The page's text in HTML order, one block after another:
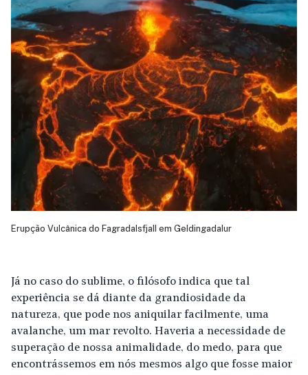
Erupção Vulcânica do Fagradalsfjall em Geldingadalur
Já no caso do sublime, o filósofo indica que tal
experiência se dá diante da grandiosidade da
natureza, que pode nos aniquilar facilmente, uma
avalanche, um mar revolto. Haveria a necessidade de
superação de nossa animalidade, do medo, para que
encontrássemos em nós mesmos algo que fosse maior